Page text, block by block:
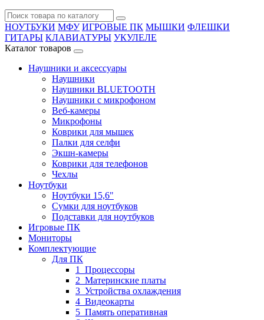
НОУТБУКИ МФУ ИГРОВЫЕ ПК МЫШКИ ФЛЕШКИ
ГИТАРЫ КЛАВИАТУРЫ УКУЛЕЛЕ
Каталог товаров
Наушники и аксессуары
Наушники
Наушники BLUETOOTH
Наушники с микрофоном
Веб-камеры
Микрофоны
Коврики для мышек
Палки для селфи
Экшн-камеры
Коврики для телефонов
Чехлы
Ноутбуки
Ноутбуки 15,6"
Сумки для ноутбуков
Подставки для ноутбуков
Игровые ПК
Мониторы
Комплектующие
Для ПК
1_Процессоры
2_Материнские платы
3_Устройства охлаждения
4_Видеокарты
5_Память оперативная